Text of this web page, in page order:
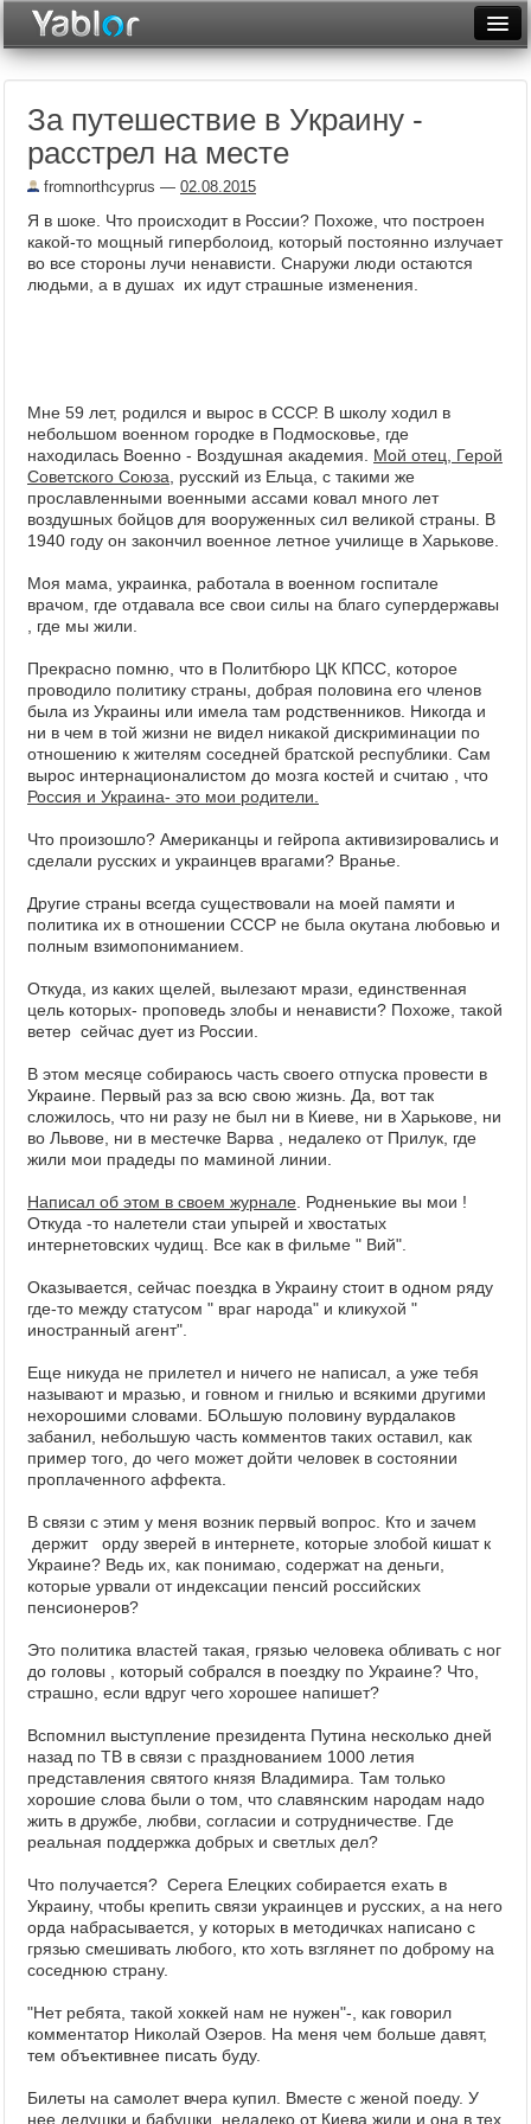
Неделя
Месяц
Рейтинги
Архив
За путешествие в Украину -
расстрел на месте
fromnorthcyprus — 02.08.2015
Я в шоке. Что происходит в России? Похоже, что построен
какой-то мощный гиперболоид, который постоянно излучает
во все стороны лучи ненависти. Снаружи люди остаются
людьми, а в душах их идут страшные изменения.
Мне 59 лет, родился и вырос в СССР. В школу ходил в
небольшом военном городке в Подмосковье, где
находилась Военно - Воздушная академия. Мой отец, Герой
Советского Союза,
русский из Ельца, с такими же
прославленными военными ассами ковал много лет
воздушных бойцов для вооруженных сил великой страны. В
1940 году он закончил военное летное училище в Харькове.
Моя мама, украинка, работала в военном госпитале
врачом, где отдавала все свои силы на благо супердержавы
, где мы жили.
Прекрасно помню, что в Политбюро ЦК КПСС, которое
проводило политику страны, добрая половина его членов
была из Украины или имела там родственников. Никогда и
ни в чем в той жизни не видел никакой дискриминации по
отношению к жителям соседней братской республики. Сам
вырос интернационалистом до мозга костей и считаю , что
Россия и Украина- это мои родители.
Что произошло? Американцы и гейропа активизировались и
сделали русских и украинцев врагами? Вранье.
Другие страны всегда существовали на моей памяти и
политика их в отношении СССР не была окутана любовью и
полным взимопониманием.
Откуда, из каких щелей, вылезают мрази, единственная
цель которых- проповедь злобы и ненависти? Похоже, такой
ветер сейчас дует из России.
В этом месяце собираюсь часть своего отпуска провести в
Украине. Первый раз за всю свою жизнь. Да, вот так
сложилось, что ни разу не был ни в Киеве, ни в Харькове, ни
во Львове, ни в местечке Варва , недалеко от Прилук, где
жили мои прадеды по маминой линии.
Написал об этом в своем журнале . Родненькие вы мои !
Откуда -то налетели стаи упырей и хвостатых
интернетовских чудищ. Все как в фильме " Вий".
Оказывается, сейчас поездка в Украину стоит в одном ряду
где-то между статусом " враг народа" и кликухой "
иностранный агент".
Еще никуда не прилетел и ничего не написал, а уже тебя
называют и мразью, и говном и гнилью и всякими другими
нехорошими словами. БОльшую половину вурдалаков
забанил, небольшую часть комментов таких оставил, как
пример того, до чего может дойти человек в состоянии
проплаченного аффекта.
В связи с этим у меня возник первый вопрос. Кто и зачем
держит орду зверей в интернете, которые злобой кишат к
Украине? Ведь их, как понимаю, содержат на деньги,
которые урвали от индексации пенсий российских
пенсионеров?
Это политика властей такая, грязью человека обливать с ног
до головы , который собрался в поездку по Украине? Что,
страшно, если вдруг чего хорошее напишет?
Вспомнил выступление президента Путина несколько дней
назад по ТВ в связи с празднованием 1000 летия
представления святого князя Владимира. Там только
хорошие слова были о том, что славянским народам надо
жить в дружбе, любви, согласии и сотрудничестве. Где
реальная поддержка добрых и светлых дел?
Что получается? Серега Елецких собирается ехать в
Украину, чтобы крепить связи украинцев и русских, а на него
орда набрасывается, у которых в методичках написано с
грязью смешивать любого, кто хоть взглянет по доброму на
соседнюю страну.
"Нет ребята, такой хоккей нам не нужен"-, как говорил
комментатор Николай Озеров. На меня чем больше давят,
тем объективнее писать буду.
Билеты на самолет вчера купил. Вместе с женой поеду. У
нее дедушки и бабушки недалеко от Киева жили и она в тех